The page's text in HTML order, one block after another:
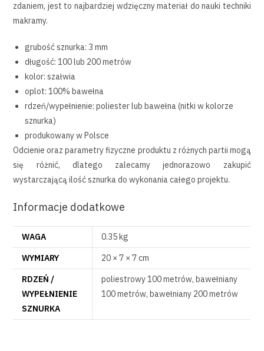
zdaniem, jest to najbardziej wdzięczny materiał do nauki techniki
makramy.
grubość sznurka: 3 mm
długość: 100 lub 200 metrów
kolor: szałwia
oplot: 100% bawełna
rdzeń/wypełnienie: poliester lub bawełna (nitki w kolorze
sznurka)
produkowany w Polsce
Odcienie oraz parametry fizyczne produktu z różnych partii mogą
się różnić, dlatego zalecamy jednorazowo zakupić
wystarczającą ilość sznurka do wykonania całego projektu.
Informacje dodatkowe
WAGA
0.35 kg
WYMIARY
20 × 7 × 7 cm
RDZEŃ /
WYPEŁNIENIE
SZNURKA
poliestrowy 100 metrów, bawełniany
100 metrów, bawełniany 200 metrów